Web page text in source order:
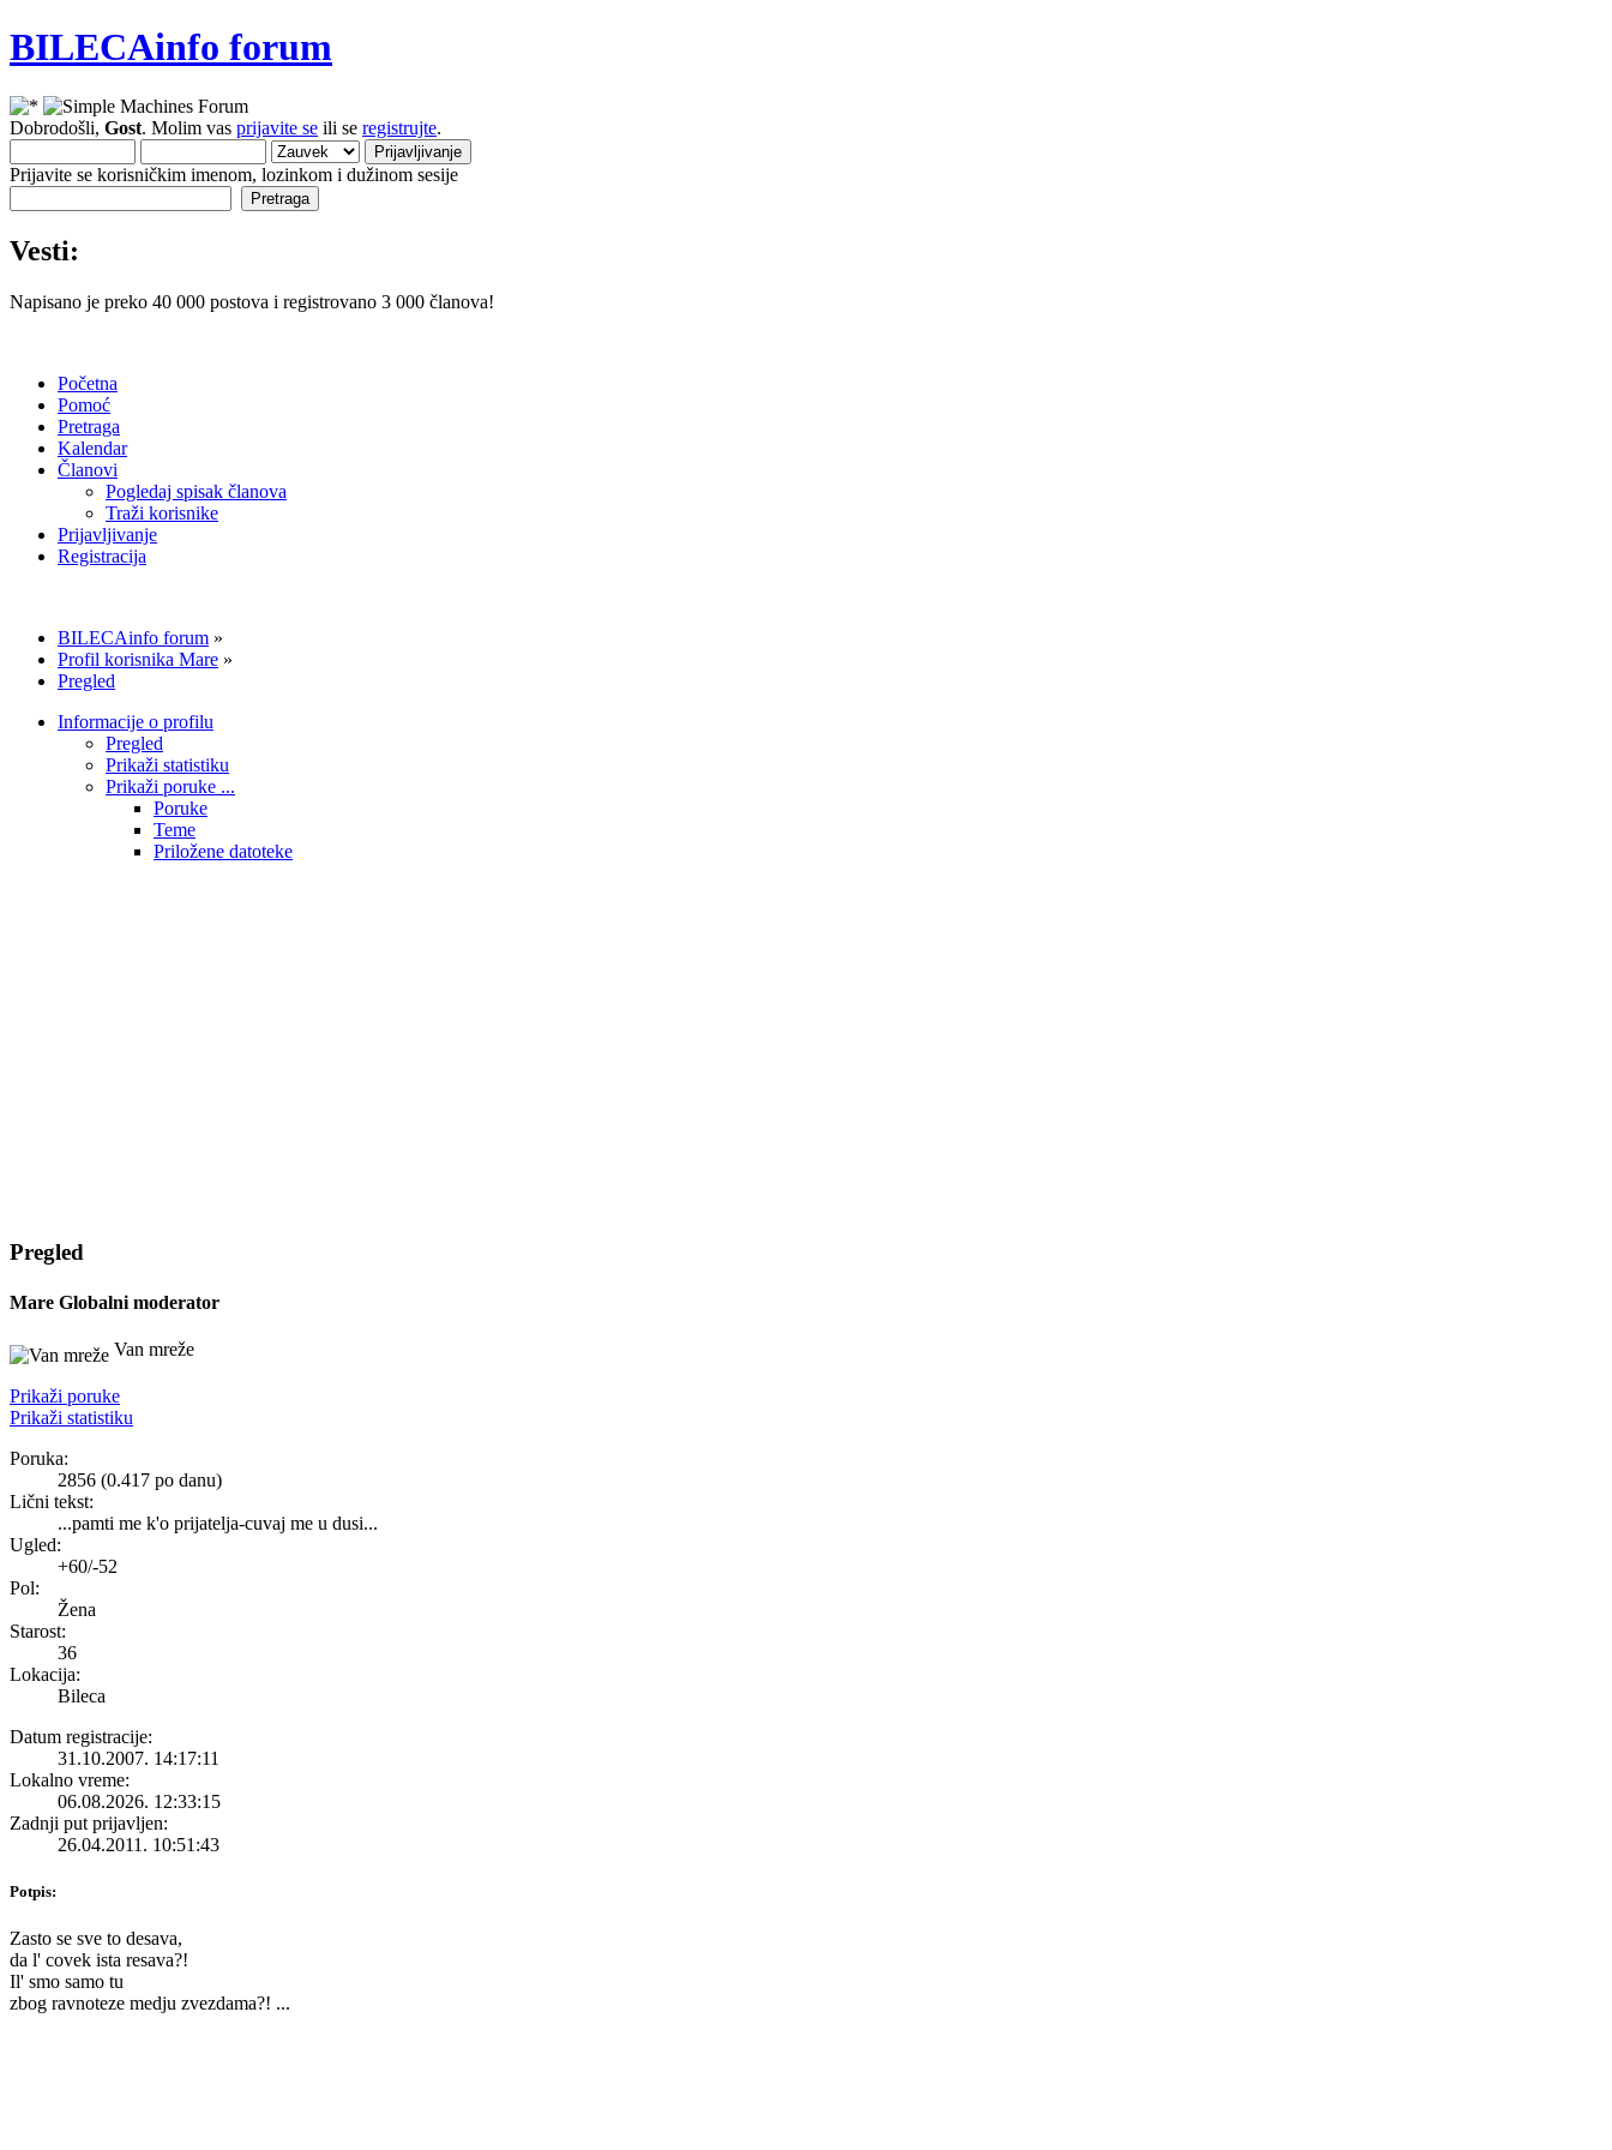
BILECAinfo forum
Dobrodošli, Gost. Molim vas prijavite se ili se registrujte.
Prijavite se korisničkim imenom, lozinkom i dužinom sesije
Vesti:
Napisano je preko 40 000 postova i registrovano 3 000 članova!
Početna
Pomoć
Pretraga
Kalendar
Članovi
Pogledaj spisak članova
Traži korisnike
Prijavljivanje
Registracija
BILECAinfo forum »
Profil korisnika Mare »
Pregled
Informacije o profilu
Pregled
Prikaži statistiku
Prikaži poruke ...
Poruke
Teme
Priložene datoteke
Pregled
Mare Globalni moderator
Van mreže
Prikaži poruke
Prikaži statistiku
Poruka:
2856 (0.417 po danu)
Lični tekst:
...pamti me k'o prijatelja-cuvaj me u dusi...
Ugled:
+60/-52
Pol:
Žena
Starost:
36
Lokacija:
Bileca
Datum registracije:
31.10.2007. 14:17:11
Lokalno vreme:
06.08.2026. 12:33:15
Zadnji put prijavljen:
26.04.2011. 10:51:43
Potpis:
Zasto se sve to desava,
da l' covek ista resava?!
Il' smo samo tu
zbog ravnoteze medju zvezdama?! ...